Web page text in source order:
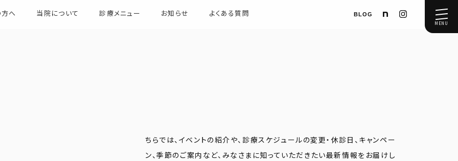
へ 当院について 診療メニュー お知らせ よくある質問 BLOG
MENU
ちらでは、イベントの紹介や、診療スケジュールの変更・休診日、キャンペー
ン、季節のご案内など、みなさまに知っていただきたい最新情報をお届けし